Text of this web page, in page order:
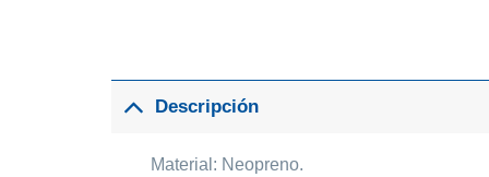
Descripción
Material: Neopreno.